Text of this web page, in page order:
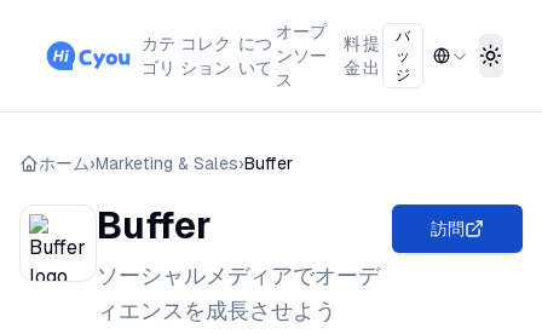
カテ
ゴリ
コレク
ション
につ
いて
オープ
ンソー
ス
料
金
提
出
バ
ッ
ジ
ホーム›Marketing & Sales›Buffer
Buffer
ソーシャルメディアでオーデ
ィエンスを成長させよう
訪問